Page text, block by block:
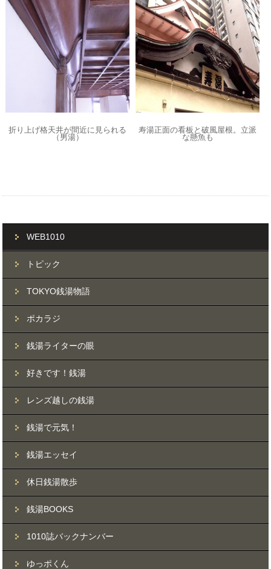
折り上げ格天井が間近に見られる
（男湯）
寿湯正面の看板と破風屋根。立派
な懸魚も
WEB1010
トピック
TOKYO銭湯物語
ポカラジ
銭湯ライターの眼
好きです！銭湯
レンズ越しの銭湯
銭湯で元気！
銭湯エッセイ
休日銭湯散歩
銭湯BOOKS
1010誌バックナンバー
ゆっポくん